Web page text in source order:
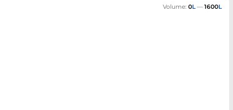
Volume: 0L — 1600L